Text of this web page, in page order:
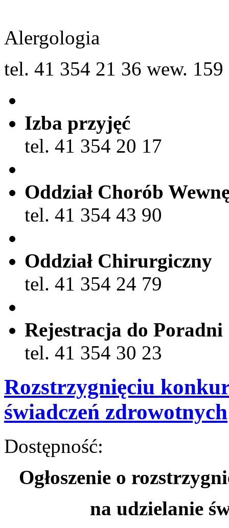
Alergologia
tel. 41 354 21 36 wew. 159
Izba przyjęć
tel. 41 354 20 17
Oddział Chorób
tel. 41 354 43 90
Oddział Chirurgiczny
tel. 41 354 24 79
Rejestracja do Poradni
tel. 41 354 30 23
Rozstrzygnięciu
świadczeń zdrowotnych
Dostępność:
Ogłoszenie o
na udzielanie